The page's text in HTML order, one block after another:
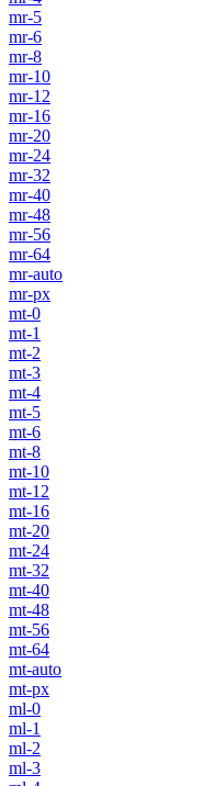
mr-5
mr-6
mr-8
mr-10
mr-12
mr-16
mr-20
mr-24
mr-32
mr-40
mr-48
mr-56
mr-64
mr-auto
mr-px
mt-0
mt-1
mt-2
mt-3
mt-4
mt-5
mt-6
mt-8
mt-10
mt-12
mt-16
mt-20
mt-24
mt-32
mt-40
mt-48
mt-56
mt-64
mt-auto
mt-px
ml-0
ml-1
ml-2
ml-3